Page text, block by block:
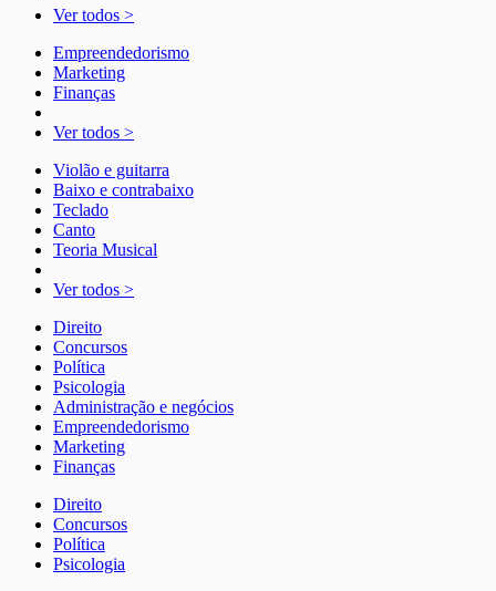
Ver todos >
Empreendedorismo
Marketing
Finanças
Ver todos >
Violão e guitarra
Baixo e contrabaixo
Teclado
Canto
Teoria Musical
Ver todos >
Direito
Concursos
Política
Psicologia
Administração e negócios
Empreendedorismo
Marketing
Finanças
Direito
Concursos
Política
Psicologia